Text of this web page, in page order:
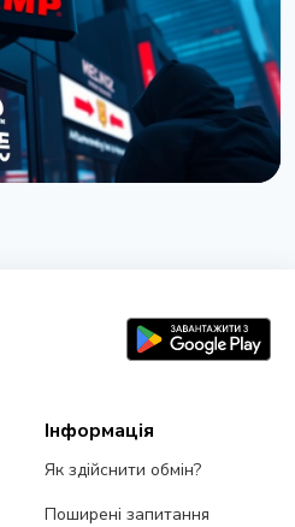
Інформація
Як здійснити обмін?
Поширені запитання